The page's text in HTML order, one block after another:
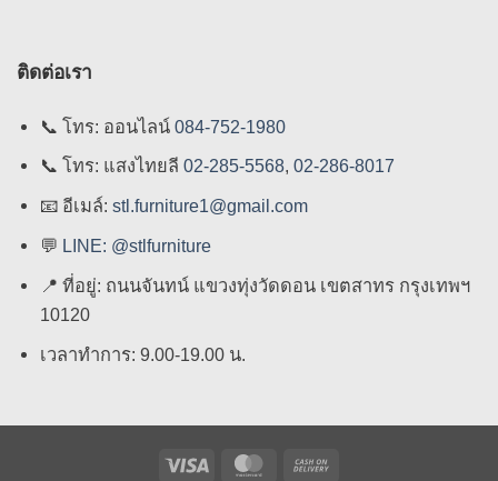
ติดต่อเรา
📞โทร: ออนไลน์084-752-1980
📞โทร: แสงไทยลี 02-285-5568,02-286-8017
📧 อีเมล์:stl.furniture1@gmail.com
💬 LINE: @stlfurniture
📍 ที่อยู่: ถนนจันทน์ แขวงทุ่งวัดดอน เขตสาทร กรุงเทพฯ
10120
เวลาทำการ: 9.00-19.00 น.
Visa MasterCard